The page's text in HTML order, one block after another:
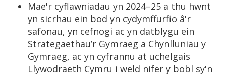
Mae'r cyflawniadau yn 2024–25 a thu hwnt
yn sicrhau ein bod yn cydymffurfio â'r
safonau, yn cefnogi ac yn datblygu ein
Strategaethau’r Gymraeg a Chynlluniau y
Gymraeg, ac yn cyfrannu at uchelgais
Llywodraeth Cymru i weld nifer y bobl sy'n